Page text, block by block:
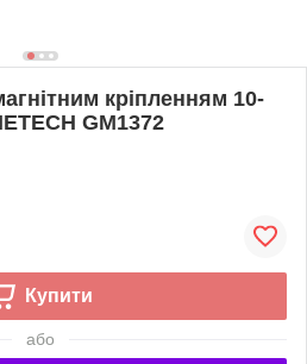
кріпленням 10-
GM1372
Купити
або